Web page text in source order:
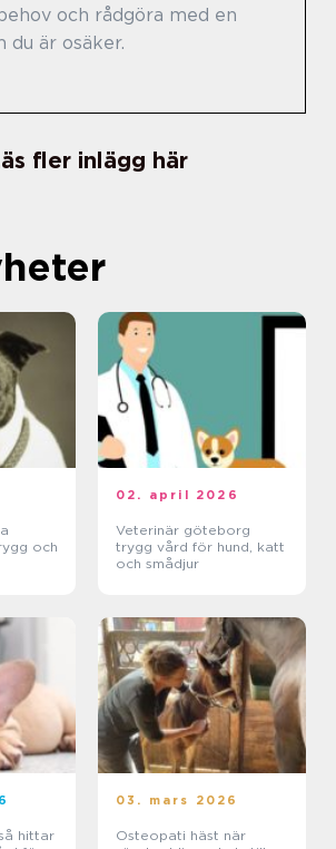
och rådgöra med en
du är osäker.
fler inlägg här
och
02. april 2026
Veterinär göteborg
trygg vård för hund, katt
och smådjur
03. mars 2026
Osteopati häst när